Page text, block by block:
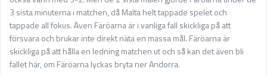
3 sista minuterna i matchen, då Malta helt tappade spelet och
tappade all fokus. Även Färöarna är i vanliga fall skickliga på att
försvara och brukar inte direkt näta en massa mål. Färöarna är
skickliga på att hålla en ledning matchen ut och så kan det även bli
fallet här, om Färöarna lyckas bryta ner Andorra.